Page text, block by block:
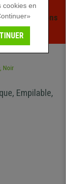
Des réductions
l'offre
Empilable,
cookies en